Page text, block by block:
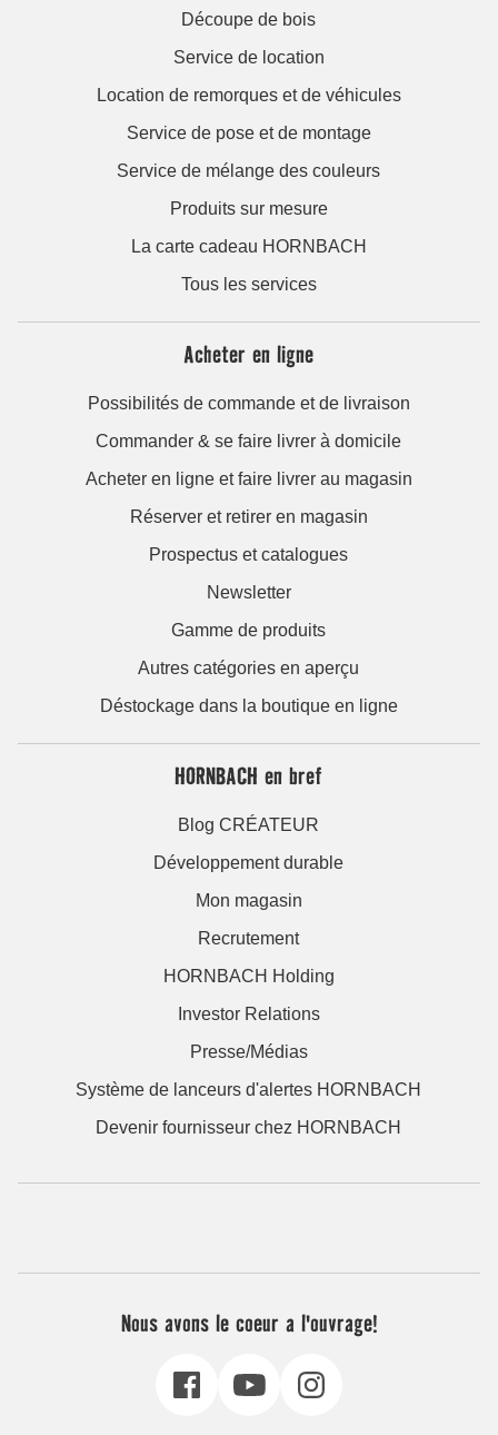
Découpe de bois
Service de location
Location de remorques et de véhicules
Service de pose et de montage
Service de mélange des couleurs
Produits sur mesure
La carte cadeau HORNBACH
Tous les services
Acheter en ligne
Possibilités de commande et de livraison
Commander & se faire livrer à domicile
Acheter en ligne et faire livrer au magasin
Réserver et retirer en magasin
Prospectus et catalogues
Newsletter
Gamme de produits
Autres catégories en aperçu
Déstockage dans la boutique en ligne
HORNBACH en bref
Blog CRÉATEUR
Développement durable
Mon magasin
Recrutement
HORNBACH Holding
Investor Relations
Presse/Médias
Système de lanceurs d'alertes HORNBACH
Devenir fournisseur chez HORNBACH
Nous avons le coeur a l'ouvrage!